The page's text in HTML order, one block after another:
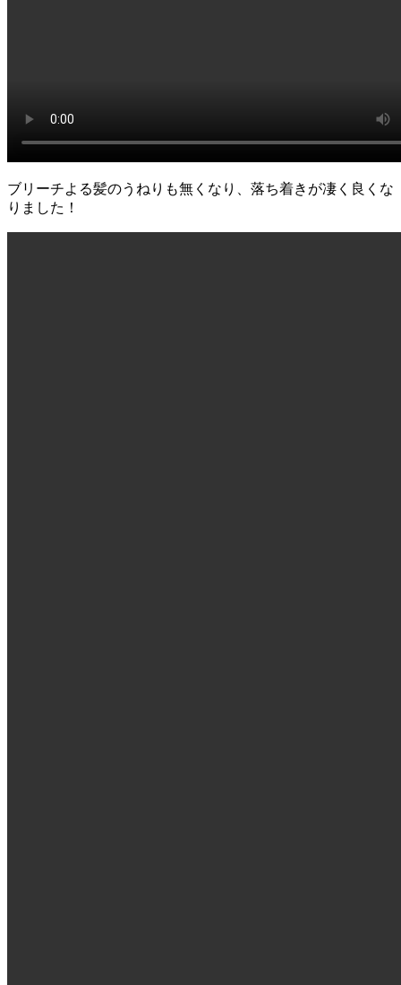
ブリーチよる髪のうねりも無くなり、落ち着きが凄く良くな
りました！